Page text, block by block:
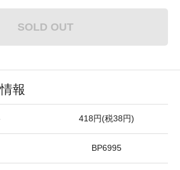
SOLD OUT
報
418円(税38円)
BP6995